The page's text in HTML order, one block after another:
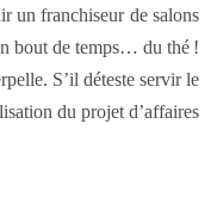
un franchiseur de salons
bout de temps… du thé !
S’il déteste servir le
du projet d’affaires